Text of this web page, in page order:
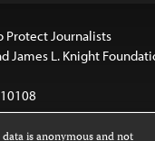
Journalists
James L. Knight